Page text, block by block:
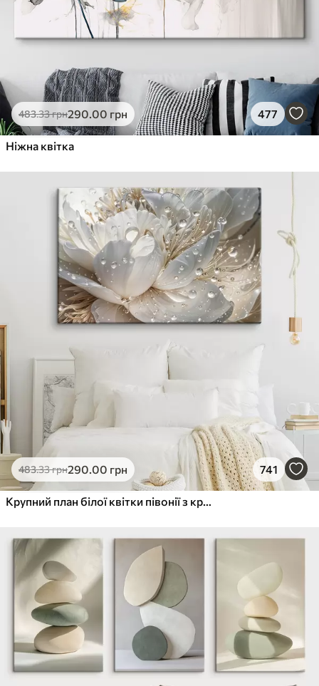
483.33грн290.00 грн 477
Ніжна квітка
483.33грн290.00 грн 741
Крупний план білої квітки півонії з крапельками води на пелюстках на розмитому фоні